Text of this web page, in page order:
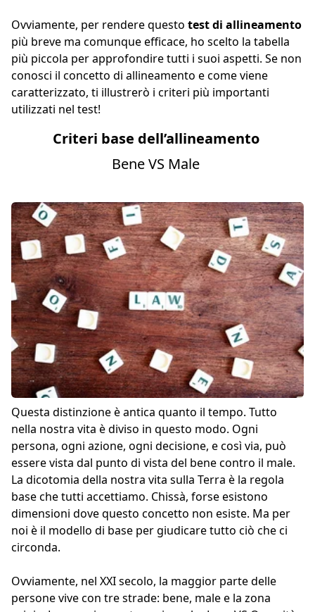
Ovviamente, per rendere questo test di allineamento
più breve ma comunque efficace, ho scelto la tabella
più piccola per approfondire tutti i suoi aspetti. Se non
conosci il concetto di allineamento e come viene
caratterizzato, ti illustrerò i criteri più importanti
utilizzati nel test!
Criteri base dell’allineamento
Bene VS Male
Questa distinzione è antica quanto il tempo. Tutto
nella nostra vita è diviso in questo modo. Ogni
persona, ogni azione, ogni decisione, e così via, può
essere vista dal punto di vista del bene contro il male.
La dicotomia della nostra vita sulla Terra è la regola
base che tutti accettiamo. Chissà, forse esistono
dimensioni dove questo concetto non esiste. Ma per
noi è il modello di base per giudicare tutto ciò che ci
circonda.
Ovviamente, nel XXI secolo, la maggior parte delle
persone vive con tre strade: bene, male e la zona